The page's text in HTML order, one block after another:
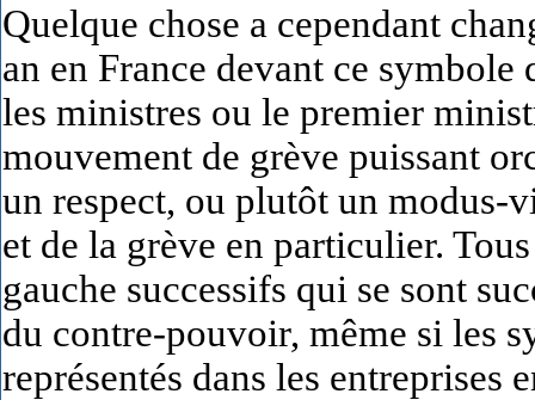
Quelque chose a cependant
an en France devant ce
les ministres ou le premier
mouvement de grève puissant
un respect, ou plutôt un
et de la grève en particulier.
gauche successifs qui se sont
du contre-pouvoir, même si les
représentés dans les entreprises